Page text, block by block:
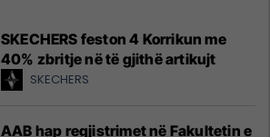
SKECHERS feston 4 Korrikun me
40% zbritje në të gjithë artikujt
SKECHERS
AAB hap regjistrimet në Fakultetin e